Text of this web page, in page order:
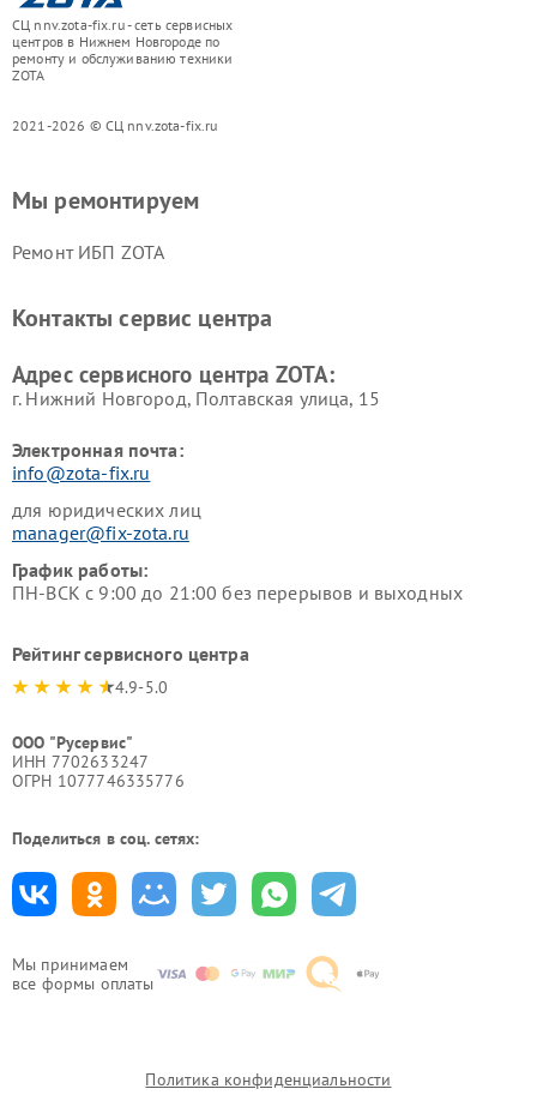
СЦ nnv.zota-fix.ru - сеть сервисных
центров в Нижнем Новгороде по
ремонту и обслуживанию техники
ZOTA
2021-2026 © СЦ nnv.zota-fix.ru
Мы принимаем
все формы оплаты
Мы ремонтируем
Ремонт ИБП ZOTA
Контакты сервис центра
Адрес сервисного центра ZOTA:
г. Нижний Новгород, Полтавская улица, 15
Электронная почта:
info@zota-fix.ru
для юридических лиц
manager@fix-zota.ru
График работы:
ПН-ВСК с 9:00 до 21:00 без перерывов и выходных
Рейтинг сервисного центра
4.9-5.0
ООО "Русервис"
ИНН 7702633247
ОГРН 1077746335776
Поделиться в соц. сетях:
Политика конфиденциальности